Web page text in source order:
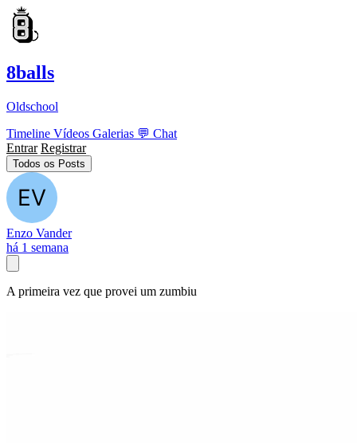
8balls
Oldschool
Timeline Vídeos Galerias 💬 Chat
Entrar Registrar
Todos os Posts
Enzo Vander
há 1 semana
A primeira vez que provei um zumbiu